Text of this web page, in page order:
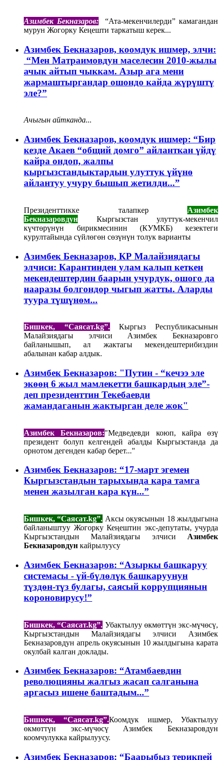
Азимбек Бекназаров:
“Ата-мекенчилерди” камагандан
мурун Жогорку Кеңешти таркатыш керек...
Азимбек Бекназаров, коомдук ишмер, элчи:​​​​​​​
“Мен Матраимовдун маселесин 2010-жылы
ачык айтып чыккам. Азыр ага мени
жармаштыргандар ошондо кайда жүрүштү
эле?”
Ачыгын айтканда...
Азимбек Бекназаров, коомдук ишмер: “Бир
кезде Акаев “общий домго” айланткан үйдү
кайра ондоп, жалпы
кыргызстандыктардын улуттук үйүнө
айлантуу учуру бышып жетилди...”
Президенттикке талапкер Азимбек
Бекназаровдун Кыргызстан улуттук-мекенчил
күчтөрүнүн бирикмесинин (КУМКБ) кезектеги
курултайында сүйлөгөн сөзүнүн толук варианты
Азимбек Бекназаров, КР Малайзиядагы
элчиси: Карантинден улам калып кеткен
мекендештердин баарын учурдук, ошого да
нааразы болгондор чыгып жатты. Аларды
туура түшүнөм...
Бишкек, “Саясат.kg”.Кыргыз Республикасынын
Малайзиядагы элчиси Азимбек Бекназаровго
байланышып, ал жактагы мекендештерибиздин
абалынан кабар алдык.
Азимбек Бекназаров: "Путин - “кечээ эле
экөөң 6 жыл мамлекетти башкардың эле”-
деп президенттин Текебаевди
жамандаганын жактырган деле жок"
Азимбек Бекназаров:"Медведевди коюп, кайра өзү
президент болуп келгендей абалды Кыргызстанда да
орнотом дегенден кабар берет..."
Азимбек Бекназаров: “17-март эгемен
Кыргызстандын тарыхында кара тамга
менен жазылган кара күн...”
Бишкек, “Саясат.kg”. Аксы окуясынын 18 жылдыгына
байланыштуу Жогорку Кеңештин экс-депутаты, учурда
Кыргызстандын Малайзиядагы элчиси Азимбек
Бекназаровдун кайрылуусу
Азимбек Бекназаров: “Азыркы башкаруу
системасы - үй-бүлөлүк башкаруунун
түздөн-түз булагы, саясый коррупциянын
короновирусу!”
Бишкек, “Саясат.kg”. Убактылуу өкмөттүн экс-мүчөсү,
Кыргызстандын Малайзиядагы элчиси Азимбек
Бекназаровдун апрель окуясынын 10 жылдыгына карата
окулбай калган доклады.
Азимбек Бекназаров: “Атамбаевдин
революцияны жалгыз жасап салганына
аргасыз ишене баштадым...”
Бишкек, “Саясат.kg”.Коомдук ишмер, Убактылуу
өкмөттүн экс-мүчөсү Азимбек Бекназаровдун
коомчулукка кайрылуусу.
Азимбек Бекназаров: “Баарыбыз терикпей